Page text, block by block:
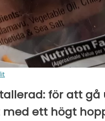
för att gå
med ett högt